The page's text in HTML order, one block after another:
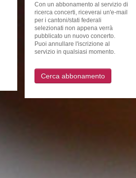
Con un abbonamento al servizio di
ricerca concerti, riceverai un'e-mail
per i cantoni/stati federali
selezionati non appena verrà
pubblicato un nuovo concerto.
Puoi annullare l'iscrizione al
servizio in qualsiasi momento.
Cerca abbonamento